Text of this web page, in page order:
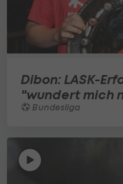
Dibon: LASK-
"wundert mich
Bundesliga